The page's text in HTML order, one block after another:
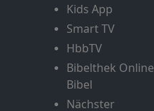
Kids App
Smart TV
HbbTV
Bibelthek
Bibel
Nächster